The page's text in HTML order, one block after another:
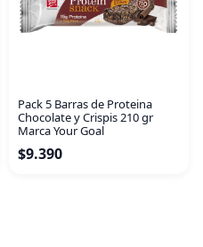
Pack 5 Barras de Proteina
Chocolate y Crispis 210 gr
Marca Your Goal
$9.390